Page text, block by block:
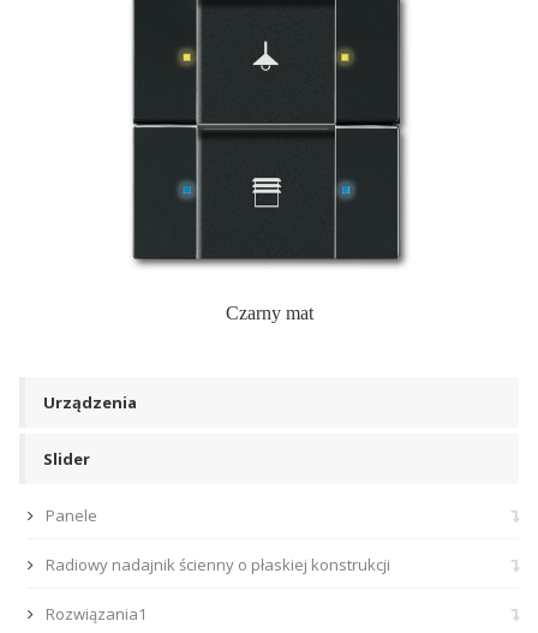
Czarny mat
Urządzenia
Slider
Panele
Radiowy nadajnik ścienny o płaskiej konstrukcji
Rozwiązania1